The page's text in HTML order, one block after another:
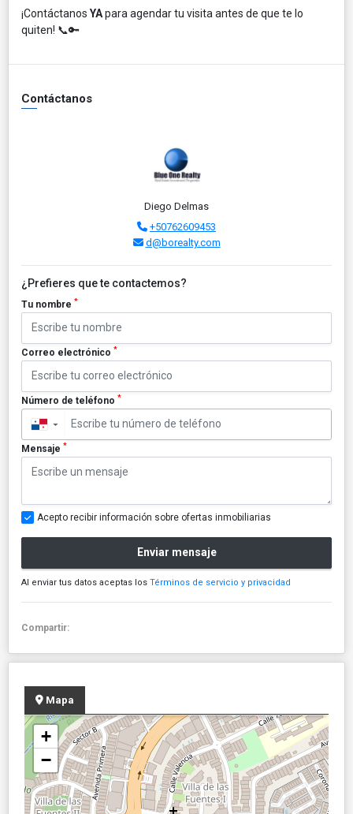
¡Contáctanos YApara agendar tu visita antes de que te lo
quiten! 📞🔑
Contáctanos
Diego Delmas
+50762609453
d@borealty.com
¿Prefieres que te contactemos?
Tu nombre *
Correo electrónico *
Número de teléfono *
▼
Mensaje *
Acepto recibir información sobre ofertas inmobiliarias
Enviar mensaje
Al enviar tus datos aceptas los Términos de servicio y privacidad
Compartir:
Mapa
+
−